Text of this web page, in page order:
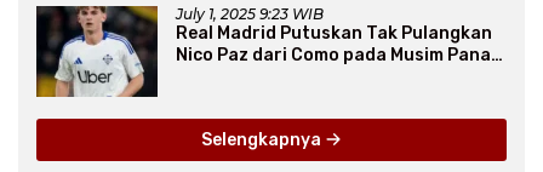
July 1, 2025 9:23 WIB
Real Madrid Putuskan Tak Pulangkan
Nico Paz dari Como pada Musim Panas
Selengkapnya